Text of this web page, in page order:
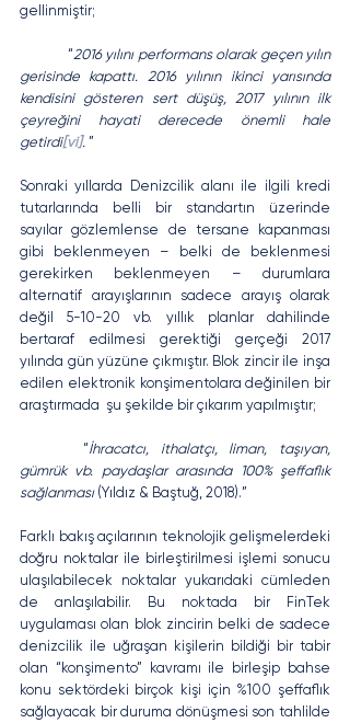
gellinmiştir;
	 “
2016 yılını performans olarak geçen yılın
gerisinde kapattı. 2016 yılının ikinci yarısında
kendisini gösteren sert düşüş, 2017 yılının ilk
çeyreğini hayati derecede önemli hale
getirdi[vi]. ”
Sonraki yıllarda Denizcilik alanı ile ilgili kredi
tutarlarında belli bir standartın üzerinde
sayılar gözlemlense de tersane kapanması
gibi beklenmeyen – belki de beklenmesi
gerekirken beklenmeyen – durumlara
alternatif arayışlarının sadece arayış olarak
değil 5-10-20 vb. yıllık planlar dahilinde
bertaraf edilmesi gerektiği gerçeği 2017
yılında gün yüzüne çıkmıştır. Blok zincir ile inşa
edilen elektronik konşimentolara değinilen bir
araştırmada  şu şekilde bir çıkarım yapılmıştır;
	 “
İhracatcı, ithalatçı, liman, taşıyan,
gümrük vb. paydaşlar arasında 100% şeffaflık
sağlanması (Yıldız & Baştuğ, 2018).”
Farklı bakış açılarının teknolojik gelişmelerdeki
doğru noktalar ile birleştirilmesi işlemi sonucu
ulaşılabilecek noktalar yukarıdaki cümleden
de anlaşılabilir. Bu noktada bir FinTek
uygulaması olan blok zincirin belki de sadece
denizcilik ile uğraşan kişilerin bildiği bir tabir
olan “konşimento” kavramı ile birleşip bahse
konu sektördeki birçok kişi için %100 şeffaflık
sağlayacak bir duruma dönüşmesi son tahlilde